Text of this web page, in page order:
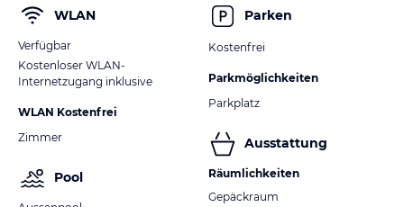
WLAN
Verfügbar
Kostenloser WLAN-
Internetzugang inklusive
WLAN Kostenfrei
Zimmer
Pool
Parken
Kostenfrei
Parkmöglichkeiten
Parkplatz
Ausstattung
Räumlichkeiten
Gepäckraum